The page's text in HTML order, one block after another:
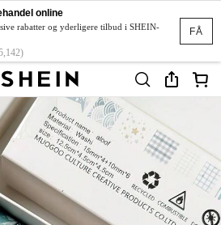
FÅ
online
rabatter og yderligere tilbud i SHEIN-